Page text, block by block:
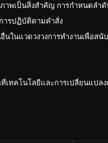
ภาพเป็นสิ่งสำคัญ การกำหนดล
ารปฏิบัติตามคำสั่ง
ในแวดวงวงการทำงานเพื่อส
คโนโลยีและการเปลี่ยนแปล